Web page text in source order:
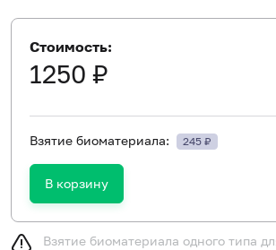
Стоимость:
1250 ₽
Взятие биоматериала: 245 ₽
В корзину
Взятие биоматериала одного типа